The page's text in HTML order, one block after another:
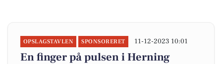
OPSLAGSTAVLEN SPONSORERET 11-12-2023 10:01
En finger på pulsen i Herning